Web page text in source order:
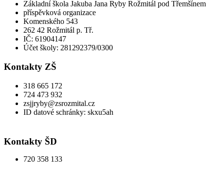
Základní škola Jakuba Jana Ryby Rožmitál pod Třemšínem
příspěvková organizace
Komenského 543
262 42 Rožmitál p. Tř.
IČ: 61904147
Účet školy: 281292379/0300
Kontakty ZŠ
318 665 172
724 473 932
zsjjryby@zsrozmital.cz
ID datové schránky: skxu5ah
Kontakty ŠD
720 358 133